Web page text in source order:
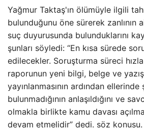
Yağmur Taktaş'ın ölümüyle ilgili
bulunduğunu öne sürerek zanlının
suç duyurusunda bulunduklarını
şunları söyledi: “En kısa sürede
edilecekler. Soruşturma süreci
raporunun yeni bilgi, belge ve
yayınlanmasının ardından ellerinde
bulunmadığının anlaşıldığını ve
olmakla birlikte kamu davası
devam etmelidir” dedi. söz konusu.